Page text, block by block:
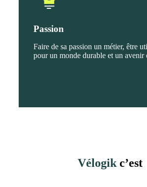
Passion
Faire de sa passion un métier, être
pour un monde durable et un avenir
Vélogik c’est